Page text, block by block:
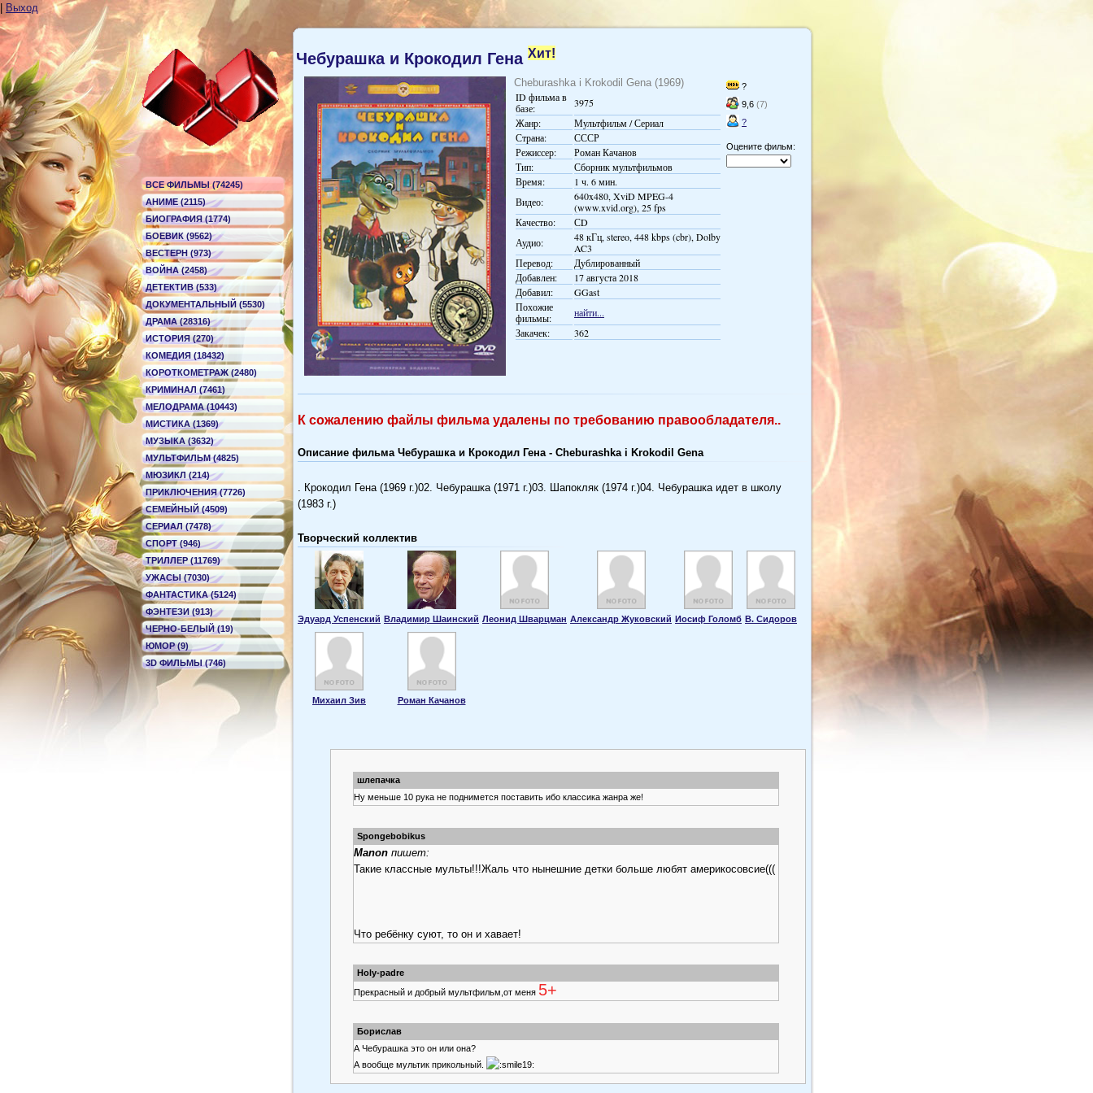
Выход
ВСЕ ФИЛЬМЫ (74245)
АНИМЕ (2115)
БИОГРАФИЯ (1774)
БОЕВИК (9562)
ВЕСТЕРН (973)
ВОЙНА (2458)
ДЕТЕКТИВ (533)
ДОКУМЕНТАЛЬНЫЙ (5530)
ДРАМА (28316)
ИСТОРИЯ (270)
КОМЕДИЯ (18432)
КОРОТКОМЕТРАЖ (2480)
КРИМИНАЛ (7461)
МЕЛОДРАМА (10443)
МИСТИКА (1369)
МУЗЫКА (3632)
МУЛЬТФИЛЬМ (4825)
МЮЗИКЛ (214)
ПРИКЛЮЧЕНИЯ (7726)
СЕМЕЙНЫЙ (4509)
СЕРИАЛ (7478)
СПОРТ (946)
ТРИЛЛЕР (11769)
УЖАСЫ (7030)
ФАНТАСТИКА (5124)
ФЭНТЕЗИ (913)
ЧЕРНО-БЕЛЫЙ (19)
ЮМОР (9)
3D ФИЛЬМЫ (746)
Чебурашка и Крокодил Гена Хит!
?
9,6 (7)
?
Оцените фильм:
Cheburashka i Krokodil Gena (1969)
ID фильма в
базе:
3975
Жанр:
Мультфильм / Сериал
Страна:
СССР
Режиссер:
Роман Качанов
Тип:
Сборник мультфильмов
Время:
1 ч. 6 мин.
Видео:
640x480, XviD MPEG-4
(www.xvid.org), 25 fps
Качество:
СD
Аудио:
48 кГц, stereo, 448 kbps (cbr), Dolby
AC3
Перевод:
Дублированный
Добавлен:
17 августа 2018
Добавил:
GGast
Похожие
фильмы:
найти...
Закачек:
362
К сожалению файлы фильма удалены по требованию правообладателя..
Описание фильма Чебурашка и Крокодил Гена - Cheburashka i Krokodil Gena
. Крокодил Гена (1969 г.)02. Чебурашка (1971 г.)03. Шапокляк (1974 г.)04. Чебурашка идет в школу
(1983 г.)
Творческий коллектив
Эдуард Успенский Владимир Шаинский Леонид Шварцман Александр Жуковский Иосиф Голомб В. Сидоров
Михаил Зив Роман Качанов
шлепачка
Ну меньше 10 рука не поднимется поставить ибо классика жанра же!
Spongebobikus
Manon пишет:
Такие классные мульты!!!Жаль что нынешние детки больше любят америкосовсие(((
Что ребёнку суют, то он и хавает!
Holy-padre
Прекрасный и добрый мультфильм,от меня 5+
Борислав
А Чебурашка это он или она?
А вообще мультик прикольный.